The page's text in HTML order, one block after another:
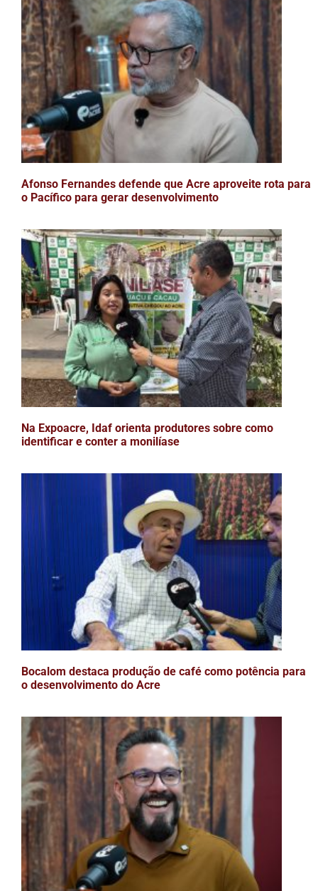
Afonso Fernandes defende que Acre aproveite rota para
o Pacífico para gerar desenvolvimento
Na Expoacre, Idaf orienta produtores sobre como
identificar e conter a monilíase
Bocalom destaca produção de café como potência para
o desenvolvimento do Acre